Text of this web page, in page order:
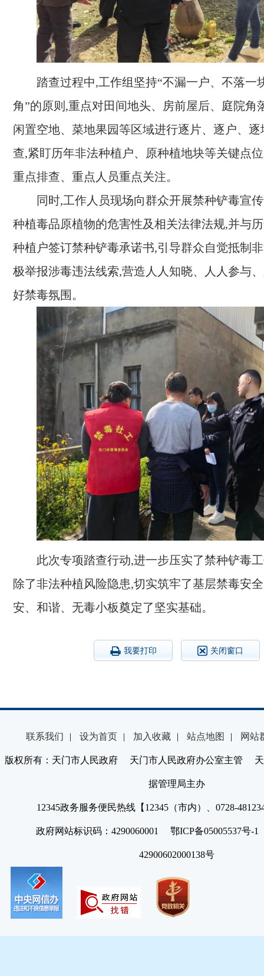
踏查过程中,工作组坚持“不漏一户、不落一
角”的原则,重点对田间地头、房前屋后、庭院角
闲置空地、菜地果园等区域进行逐片、逐户、
查,紧盯历年非法种植户、原种植地块等关键点
重点排查、重点人员重点关注。
同时,工作人员现场向群众开展禁种铲毒宣
种植毒品原植物的危害性及相关法律法规,并与
种植户签订禁种铲毒承诺书,引导群众自觉抵制
极举报涉毒违法线索,营造人人知晓、人人参与
好禁毒氛围。
此次专项踏查行动,进一步压实了禁种铲毒
除了非法种植风险隐患,切实筑牢了基层禁毒安
安、和谐、无毒小板奠定了坚实基础。
我要打印 关闭窗口
联系我们 | 设为首页 | 加入收藏 | 站点地图 | 网站
版权所有：天门市人民政府 天门市人民政府办公室主管 天
据管理局主办
12345政务服务便民热线【12345（市内）、0728-
政府网站标识码：4290060001 鄂ICP备05005537号
42900602000138号